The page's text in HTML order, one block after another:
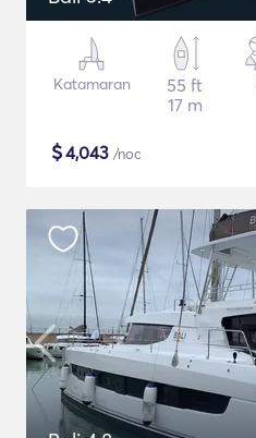
Katamaran
55 ft
17 m
$4,043 /noc